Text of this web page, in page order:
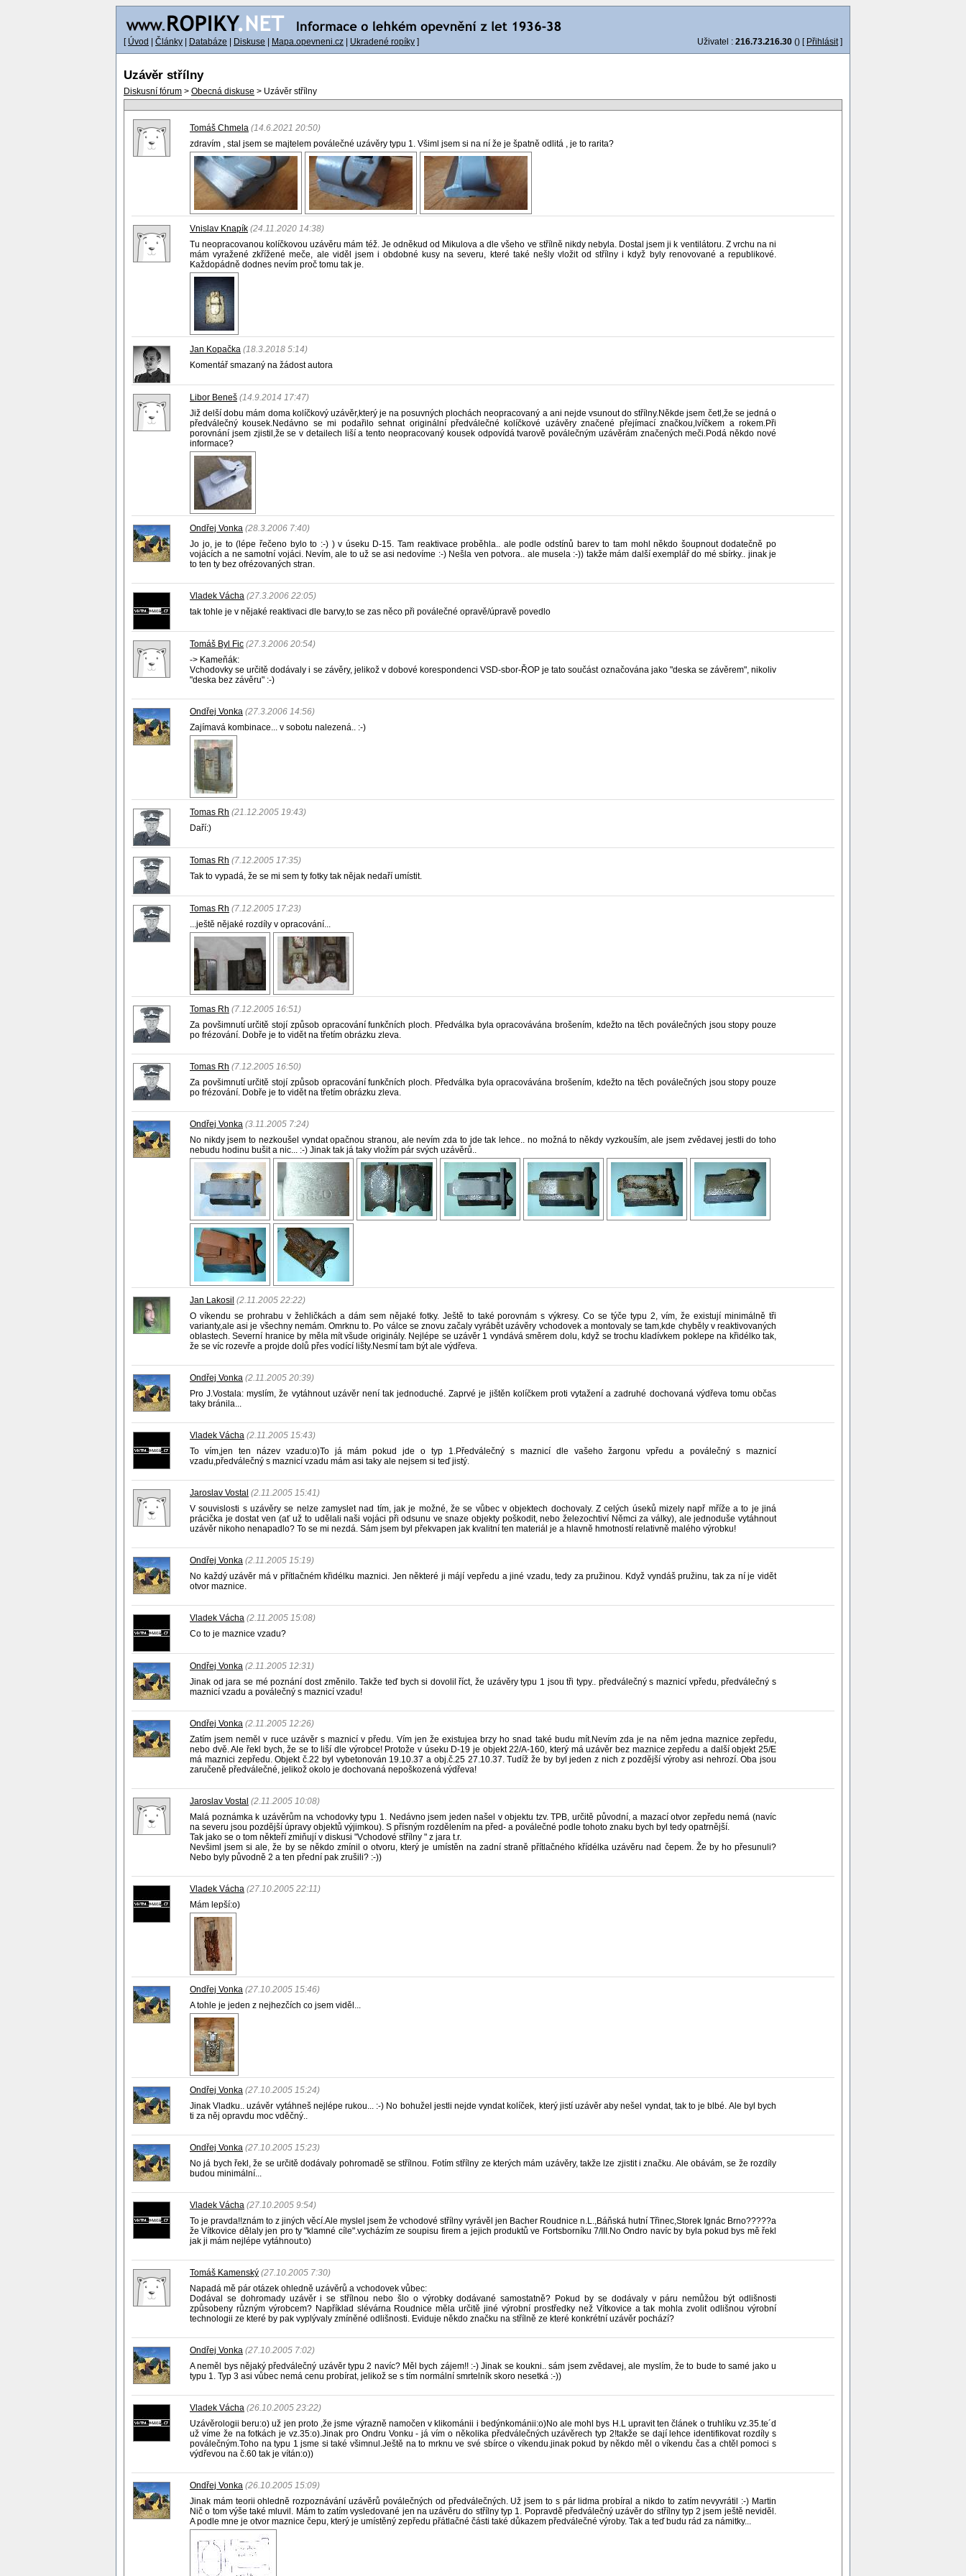
[ Úvod Články Databáze Diskuse Mapa.opevneni.cz Ukradené ropíky ] Uživatel : 216.73.216.30 () [ Přihlásit]
Uzávěr střílny
Diskusní fórum > Obecná diskuse > Uzávěr střílny
Tomáš Chmela (14.6.2021 20:50)
zdravím , stal jsem se majtelem poválečné uzávěry typu 1. Všiml jsem si na ní že je špatně odlitá , je to rarita?
Vnislav Knapík (24.11.2020 14:38)
Tu neopracovanou kolíčkovou uzávěru mám též. Je odněkud od Mikulova a dle všeho ve střílně nikdy nebyla. Dostal jsem ji k ventilátoru. Z vrchu na ni
mám vyražené zkřížené meče, ale viděl jsem i obdobné kusy na severu, které také nešly vložit od střílny i když byly renovované a republikové.
Každopádně dodnes nevím proč tomu tak je.
Jan Kopačka (18.3.2018 5:14)
Komentář smazaný na žádost autora
Libor Beneš (14.9.2014 17:47)
Již delší dobu mám doma kolíčkový uzávěr,který je na posuvných plochách neopracovaný a ani nejde vsunout do střílny.Někde jsem četl,že se jedná o
předválečný kousek.Nedávno se mi podařilo sehnat originální předválečné kolíčkové uzávěry značené přejímací značkou,lvíčkem a rokem.Při
porovnání jsem zjistil,že se v detailech liší a tento neopracovaný kousek odpovídá tvarově poválečným uzávěrám značených meči.Podá někdo nové
informace?
Ondřej Vonka (28.3.2006 7:40)
Jo jo, je to (lépe řečeno bylo to :-) ) v úseku D-15. Tam reaktivace proběhla.. ale podle odstínů barev to tam mohl někdo šoupnout dodatečně po
vojácích a ne samotní vojáci. Nevím, ale to už se asi nedovíme :-) Nešla ven potvora.. ale musela :-)) takže mám další exemplář do mé sbírky.. jinak je
to ten ty bez ofrézovaných stran.
Vladek Vácha (27.3.2006 22:05)
tak tohle je v nějaké reaktivaci dle barvy,to se zas něco při poválečné opravě/úpravě povedlo
Tomáš Byl Fic (27.3.2006 20:54)
-> Kameňák:
Vchodovky se určitě dodávaly i se závěry, jelikož v dobové korespondenci VSD-sbor-ŘOP je tato součást označována jako "deska se závěrem", nikoliv
"deska bez závěru" :-)
Ondřej Vonka (27.3.2006 14:56)
Zajímavá kombinace... v sobotu nalezená.. :-)
Tomas Rh (21.12.2005 19:43)
Daří:)
Tomas Rh (7.12.2005 17:35)
Tak to vypadá, že se mi sem ty fotky tak nějak nedaří umístit.
Tomas Rh (7.12.2005 17:23)
...ještě nějaké rozdíly v opracování...
Tomas Rh (7.12.2005 16:51)
Za povšimnutí určitě stojí způsob opracování funkčních ploch. Předválka byla opracovávána brošením, kdežto na těch poválečných jsou stopy pouze
po frézování. Dobře je to vidět na třetím obrázku zleva.
Tomas Rh (7.12.2005 16:50)
Za povšimnutí určitě stojí způsob opracování funkčních ploch. Předválka byla opracovávána brošením, kdežto na těch poválečných jsou stopy pouze
po frézování. Dobře je to vidět na třetím obrázku zleva.
Ondřej Vonka (3.11.2005 7:24)
No nikdy jsem to nezkoušel vyndat opačnou stranou, ale nevím zda to jde tak lehce.. no možná to někdy vyzkouším, ale jsem zvědavej jestli do toho
nebudu hodinu bušit a nic... :-) Jinak tak já taky vložím pár svých uzávěrů..
Jan Lakosil (2.11.2005 22:22)
O víkendu se prohrabu v žehličkách a dám sem nějaké fotky. Ještě to také porovnám s výkresy. Co se týče typu 2, vím, že existují minimálně tři
varianty,ale asi je všechny nemám. Omrknu to. Po válce se znovu začaly vyrábět uzávěry vchodovek a montovaly se tam,kde chyběly v reaktivovaných
oblastech. Severní hranice by měla mít všude originály. Nejlépe se uzávěr 1 vyndává směrem dolu, když se trochu kladívkem poklepe na křidélko tak,
že se víc rozevře a projde dolů přes vodící lišty.Nesmí tam být ale výdřeva.
Ondřej Vonka (2.11.2005 20:39)
Pro J.Vostala: myslím, že vytáhnout uzávěr není tak jednoduché. Zaprvé je jištěn kolíčkem proti vytažení a zadruhé dochovaná výdřeva tomu občas
taky bránila...
Vladek Vácha (2.11.2005 15:43)
To vím,jen ten název vzadu:o)To já mám pokud jde o typ 1.Předválečný s maznicí dle vašeho žargonu vpředu a poválečný s maznicí
vzadu,předválečný s maznicí vzadu mám asi taky ale nejsem si teď jistý.
Jaroslav Vostal (2.11.2005 15:41)
V souvislosti s uzávěry se nelze zamyslet nad tím, jak je možné, že se vůbec v objektech dochovaly. Z celých úseků mizely např mříže a to je jiná
prácička je dostat ven (ať už to udělali naši vojáci při odsunu ve snaze objekty poškodit, nebo železochtiví Němci za války), ale jednoduše vytáhnout
uzávěr nikoho nenapadlo? To se mi nezdá. Sám jsem byl překvapen jak kvalitní ten materiál je a hlavně hmotností relativně malého výrobku!
Ondřej Vonka (2.11.2005 15:19)
No každý uzávěr má v přítlačném křidélku maznici. Jen některé ji májí vepředu a jiné vzadu, tedy za pružinou. Když vyndáš pružinu, tak za ní je vidět
otvor maznice.
Vladek Vácha (2.11.2005 15:08)
Co to je maznice vzadu?
Ondřej Vonka (2.11.2005 12:31)
Jinak od jara se mé poznání dost změnilo. Takže teď bych si dovolil říct, že uzávěry typu 1 jsou tři typy.. předválečný s maznicí vpředu, předválečný s
maznicí vzadu a poválečný s maznicí vzadu!
Ondřej Vonka (2.11.2005 12:26)
Zatím jsem neměl v ruce uzávěr s maznicí v předu. Vím jen že existujea brzy ho snad také budu mít.Nevím zda je na něm jedna maznice zepředu,
nebo dvě. Ale řekl bych, že se to liší dle výrobce! Protože v úseku D-19 je objekt 22/A-160, který má uzávěr bez maznice zepředu a další objekt 25/E
má maznici zepředu. Objekt č.22 byl vybetonován 19.10.37 a obj.č.25 27.10.37. Tudíž že by byl jeden z nich z pozdější výroby asi nehrozí. Oba jsou
zaručeně předválečné, jelikož okolo je dochovaná nepoškozená výdřeva!
Jaroslav Vostal (2.11.2005 10:08)
Malá poznámka k uzávěrům na vchodovky typu 1. Nedávno jsem jeden našel v objektu tzv. TPB, určitě původní, a mazací otvor zepředu nemá (navíc
na severu jsou pozdější úpravy objektů výjimkou). S přísným rozdělením na před- a poválečné podle tohoto znaku bych byl tedy opatrnější.
Tak jako se o tom někteří zmiňují v diskusi "Vchodové střílny " z jara t.r.
Nevšiml jsem si ale, že by se někdo zmínil o otvoru, který je umístěn na zadní straně přítlačného křídélka uzávěru nad čepem. Že by ho přesunuli?
Nebo byly původně 2 a ten přední pak zrušili? :-))
Vladek Vácha (27.10.2005 22:11)
Mám lepší:o)
Ondřej Vonka (27.10.2005 15:46)
A tohle je jeden z nejhezčích co jsem viděl...
Ondřej Vonka (27.10.2005 15:24)
Jinak Vladku.. uzávěr vytáhneš nejlépe rukou... :-) No bohužel jestli nejde vyndat kolíček, který jistí uzávěr aby nešel vyndat, tak to je blbé. Ale byl bych
ti za něj opravdu moc vděčný..
Ondřej Vonka (27.10.2005 15:23)
No já bych řekl, že se určitě dodávaly pohromadě se střílnou. Fotím střílny ze kterých mám uzávěry, takže lze zjistit i značku. Ale obávám, se že rozdíly
budou minimální...
Vladek Vácha (27.10.2005 9:54)
To je pravda!!znám to z jiných věcí.Ale myslel jsem že vchodové střílny vyrávěl jen Bacher Roudnice n.L.,Báňská hutní Třinec,Storek Ignác Brno?????a
že Vítkovice dělaly jen pro ty "klamné cíle".vycházím ze soupisu firem a jejich produktů ve Fortsborníku 7/III.No Ondro navíc by byla pokud bys mě řekl
jak ji mám nejlépe vytáhnout:o)
Tomáš Kamenský (27.10.2005 7:30)
Napadá mě pár otázek ohledně uzávěrů a vchodovek vůbec:
Dodával se dohromady uzávěr i se střílnou nebo šlo o výrobky dodávané samostatně? Pokud by se dodávaly v páru nemůžou být odlišnosti
způsobeny různým výrobcem? Například slévárna Roudnice měla určitě jiné výrobní prostředky než Vítkovice a tak mohla zvolit odlišnou výrobní
technologii ze které by pak vyplývaly zmíněné odlišnosti. Eviduje někdo značku na střílně ze které konkrétní uzávěr pochází?
Ondřej Vonka (27.10.2005 7:02)
A neměl bys nějaký předválečný uzávěr typu 2 navíc? Měl bych zájem!! :-) Jinak se koukni.. sám jsem zvědavej, ale myslím, že to bude to samé jako u
typu 1. Typ 3 asi vůbec nemá cenu probírat, jelikož se s tím normální smrtelník skoro nesetká :-))
Vladek Vácha (26.10.2005 23:22)
Uzávěrologii beru:o) už jen proto ,že jsme výrazně namočen v klikománii i bedýnkománii:o)No ale mohl bys H.L upravit ten článek o truhlíku vz.35.te´d
už víme že na fotkách je vz.35:o).Jinak pro Ondru Vonku - já vím o několika předválečných uzávěrech typ 2!takže se dají lehce identifikovat rozdíly s
poválečným.Toho na typu 1 jsme si také všimnul.Ještě na to mrknu ve své sbírce o víkendu.jinak pokud by někdo měl o víkendu čas a chtěl pomoci s
výdřevou na č.60 tak je vítán:o))
Ondřej Vonka (26.10.2005 15:09)
Jinak mám teorii ohledně rozpoznávání uzávěrů poválečných od předválečných. Už jsem to s pár lidma probíral a nikdo to zatím nevyvrátil :-) Martin
Nič o tom výše také mluvil. Mám to zatím vysledované jen na uzávěru do střílny typ 1. Popravdě předválečný uzávěr do střílny typ 2 jsem ještě neviděl.
A podle mne je otvor maznice čepu, který je umístěný zepředu přátlačné části také důkazem předválečné výroby. Tak a teď budu rád za námitky...